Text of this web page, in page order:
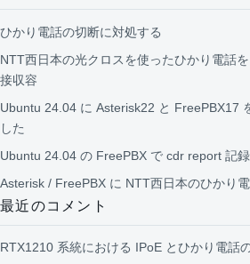
ひかり電話の切断に対処する
NTT西日本の光クロスを使ったひかり電話
接収容
Ubuntu 24.04 に Asterisk22 と FreePBX17
した
Ubuntu 24.04 の FreePBX で cdr report 記
Asterisk / FreePBX に NTT西日本のひかり
最近のコメント
RTX1210 系統における IPoE とひかり電話